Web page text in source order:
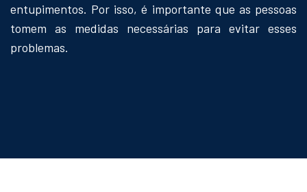
entupimentos. Por isso, é importante que as pessoas
tomem as medidas necessárias para evitar esses
problemas.